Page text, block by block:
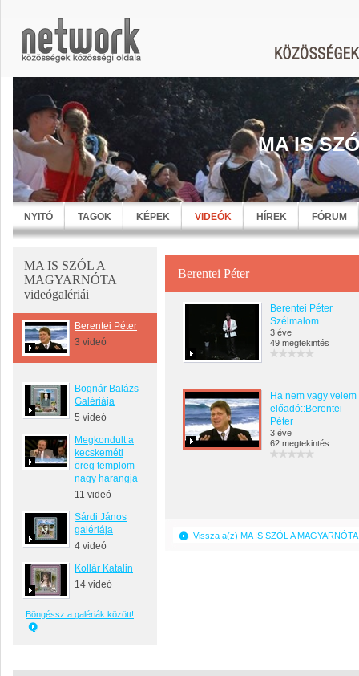
MA IS
NYITÓ TAGOK KÉPEK VIDEÓK HÍREK FÓRUM
MA IS SZÓL A
MAGYARNÓTA
videógalériái
Berentei Péter
3 videó
Bognár Balázs
Galériája
5 videó
Megkondult a
kecskeméti
öreg templom
nagy harangja
11 videó
Sárdi János
galériája
4 videó
Kollár Katalin
14 videó
Böngéssz a galériák között!
Berentei Péter
Berentei Péter
Szélmalom
3 éve
49 megtekintés
Ha nem vagy velem
előadó::Berentei
Péter
3 éve
62 megtekintés
Vissza a(z) MA IS SZÓL A